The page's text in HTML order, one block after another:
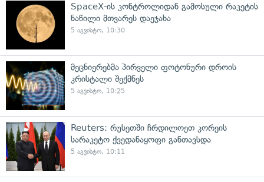
SpaceX-ის კონტროლიდან გამოსული რაკეტის
ნაწილი მთვარეს დაეჯახა
5 აგვისტო, 10:30
მეცნიერებმა პირველი ფოტონური დროის
კრისტალი შექმნეს
5 აგვისტო, 10:25
Reuters: რუსეთში ჩრდილოეთ კორეის
სარაკეტო ქვედანაყოფი განთავსდა
5 აგვისტო, 10:11